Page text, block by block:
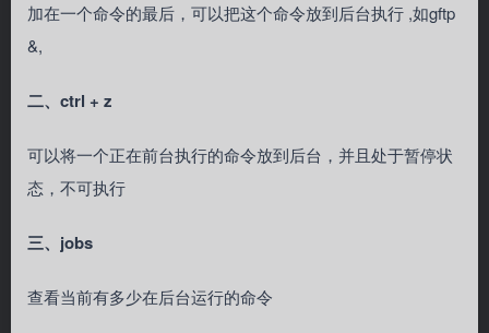
加在一个命令的最后，可以把这个命令放到后台执行 ,如gftp
&,
二、ctrl + z
可以将一个正在前台执行的命令放到后台，并且处于暂停状
态，不可执行
三、jobs
查看当前有多少在后台运行的命令